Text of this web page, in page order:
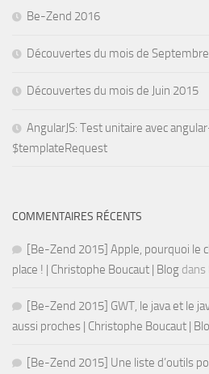
Be-Zend 2016
Découvertes du mois de
Découvertes du mois de Juin 2015
AngularJS: Test unitaire avec
$templateRequest
COMMENTAIRES RÉCENTS
[Be-Zend 2015] Apple, pourquoi le
place ! | Christophe Boucaut | Blog dans
[Be-Zend 2015] GWT, le java et le
aussi proches | Christophe Boucaut |
[Be-Zend 2015] Une liste d’outils